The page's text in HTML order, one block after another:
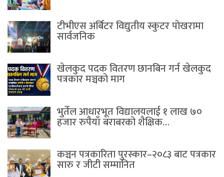
टीभीएस अर्बिटर विद्युतीय स्कुटर पाेखरामा
सार्वजनिक
खेलकुद पदक वितरण छानबिन गर्न खेलकुद
पत्रकार मञ्चकाे माग
भुर्तेल आधारभूत विद्यालयलाई १ लाख ७०
हजार रुपैयाँ बराबरको शैक्षिक…
कञ्चन पत्रकारिता पुरस्कार–२०८३ बाट पत्रकार
सारु र जीटी सम्मानित